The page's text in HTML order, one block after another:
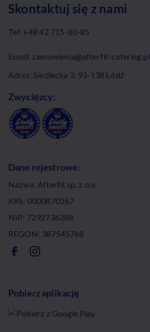
Skontaktuj się z nami
Tel: +48 42 715-80-85
Email: zamowienia@afterfit-catering.pl
Adres: Siedlecka 3, 93-138 Łódź
Zwycięzcy:
Dane rejestrowe:
Nazwa: Afterfit sp. z o.o.
KRS: 0000870267
NIP: 7292736288
REGON: 387545768
Pobierz aplikację